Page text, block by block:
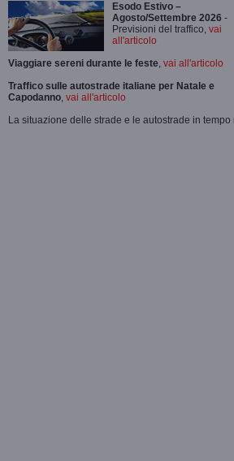
Esodo Estivo –
Agosto/Settembre 2026 -
Previsioni del traffico, vai
all'articolo
Viaggiare sereni durante le feste, vai all'articolo
Traffico sulle autostrade italiane per Natale e
Capodanno, vai all'articolo
La situazione delle strade e le autostrade in tempo